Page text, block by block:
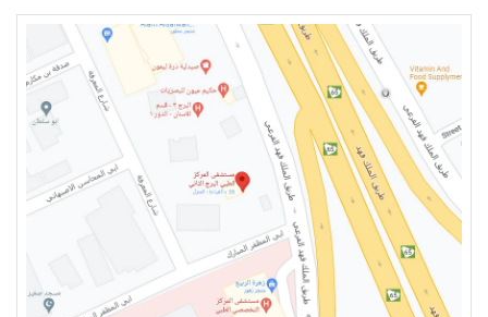
دكتور بصريات جامعة القصيم
فني نظارات الوصف الوظيفي